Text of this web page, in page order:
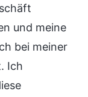
und meine
bei meiner
Ich